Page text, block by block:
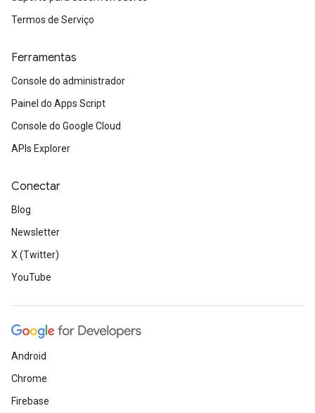
Termos de Serviço
Ferramentas
Console do administrador
Painel do Apps Script
Console do Google Cloud
APIs Explorer
Conectar
Blog
Newsletter
X (Twitter)
YouTube
Android
Chrome
Firebase